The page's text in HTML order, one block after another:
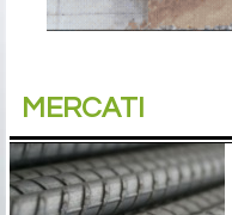
MERCATI